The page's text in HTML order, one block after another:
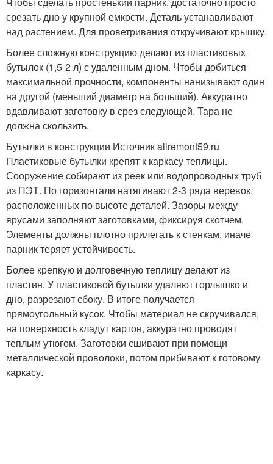
срезать дно у крупной емкости. Деталь устанавливают
над растением. Для проветривания откручивают крышку.
Более сложную конструкцию делают из пластиковых
бутылок (1,5-2 л) с удаленным дном. Чтобы добиться
максимальной прочности, компоненты нанизывают один
на другой (меньший диаметр на больший). Аккуратно
вдавливают заготовку в срез следующей. Тара не
должна скользить.
Бутылки в конструкции Источник allremont59.ru
Пластиковые бутылки крепят к каркасу теплицы.
Сооружение собирают из реек или водопроводных труб
из ПЭТ. По горизонтали натягивают 2-3 ряда веревок,
расположенных по высоте деталей. Зазоры между
ярусами заполняют заготовками, фиксируя скотчем.
Элементы должны плотно прилегать к стенкам, иначе
парник теряет устойчивость.
Более крепкую и долговечную теплицу делают из
пластин. У пластиковой бутылки удаляют горлышко и
дно, разрезают сбоку. В итоге получается
прямоугольный кусок. Чтобы материал не скручивался,
на поверхность кладут картон, аккуратно проводят
теплым утюгом. Заготовки сшивают при помощи
металлической проволоки, потом прибивают к готовому
каркасу.